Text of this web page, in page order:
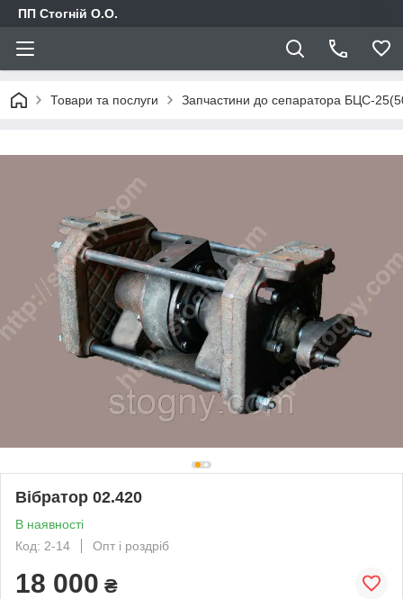
ПП Стогній О.О.
Товари та послуги Запчастини до сепаратора БЦС-
Вібратор 02.420
В наявності
Код: 2-14
Опт і роздріб
18 000 ₴